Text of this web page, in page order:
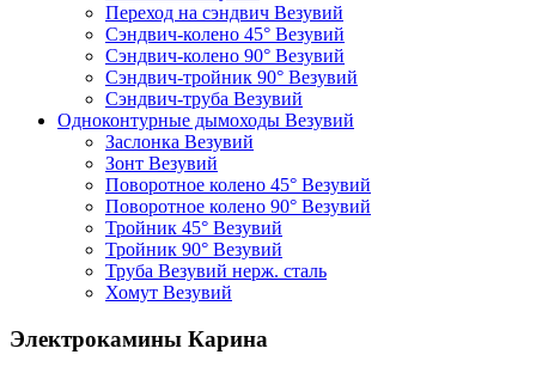
Переход на сэндвич Везувий
Сэндвич-колено 45° Везувий
Сэндвич-колено 90° Везувий
Сэндвич-тройник 90° Везувий
Сэндвич-труба Везувий
Одноконтурные дымоходы Везувий
Заслонка Везувий
Зонт Везувий
Поворотное колено 45° Везувий
Поворотное колено 90° Везувий
Тройник 45° Везувий
Тройник 90° Везувий
Труба Везувий нерж. сталь
Хомут Везувий
Электрокамины Карина